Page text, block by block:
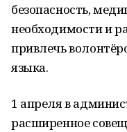
безопасность,
необходимости и
привлечь
языка.
1 апреля в
расширенное